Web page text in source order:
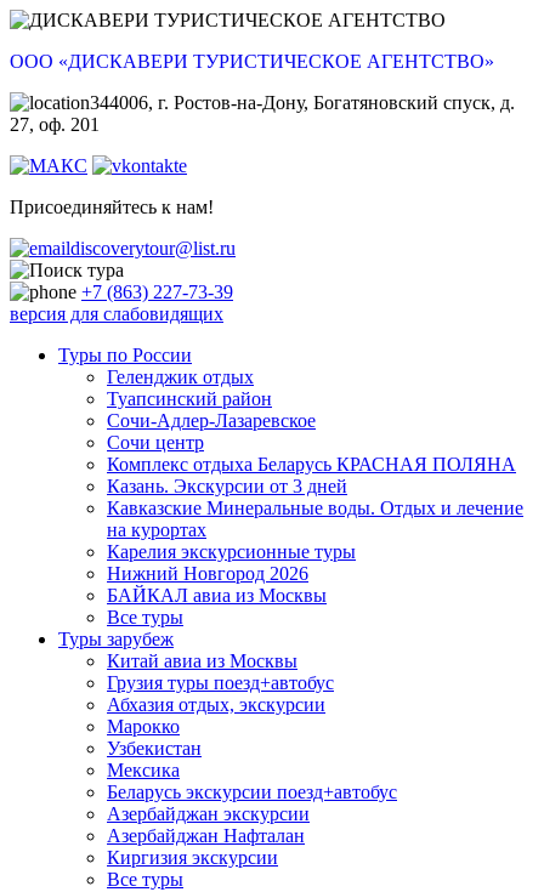
ООО «ДИСКАВЕРИ ТУРИСТИЧЕСКОЕ АГЕНТСТВО»
344006, г. Ростов-на-Дону, Богатяновский спуск, д.
27, оф. 201
Присоединяйтесь к нам!
discoverytour@list.ru
+7 (863) 227-73-39
версия для слабовидящих
Туры по России
Геленджик отдых
Туапсинский район
Сочи-Адлер-Лазаревское
Сочи центр
Комплекс отдыха Беларусь КРАСНАЯ ПОЛЯНА
Казань. Экскурсии от 3 дней
Кавказские Минеральные воды. Отдых и лечение
на курортах
Карелия экскурсионные туры
Нижний Новгород 2026
БАЙКАЛ авиа из Москвы
Все туры
Туры зарубеж
Китай авиа из Москвы
Грузия туры поезд+автобус
Абхазия отдых, экскурсии
Марокко
Узбекистан
Мексика
Беларусь экскурсии поезд+автобус
Азербайджан экскурсии
Азербайджан Нафталан
Киргизия экскурсии
Все туры